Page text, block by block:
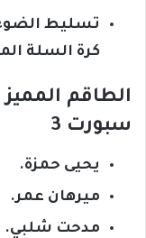
تسليط
كرة السلة
الطاقم
سبورت 3
يحيى حمزة.
ميرهان عمر.
مدحت شلبي.